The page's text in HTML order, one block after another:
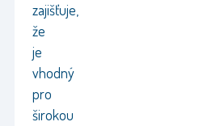
zajišťuje,
že
je
vhodný
pro
širokou